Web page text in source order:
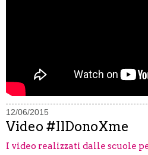
12/06/2015
Video #IlDonoXme
I video realizzati dalle scuole